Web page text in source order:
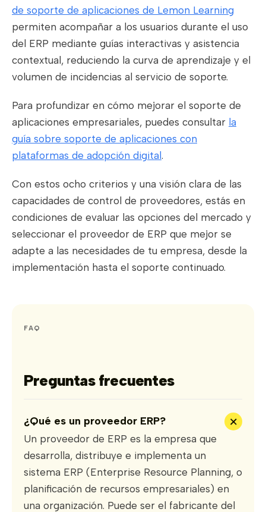
de soporte de aplicaciones de Lemon Learning
permiten acompañar a los usuarios durante el uso
del ERP mediante guías interactivas y asistencia
contextual, reduciendo la curva de aprendizaje y el
volumen de incidencias al servicio de soporte.
Para profundizar en cómo mejorar el soporte de
aplicaciones empresariales, puedes consultar la
guía sobre soporte de aplicaciones con
plataformas de adopción digital.
Con estos ocho criterios y una visión clara de las
capacidades de control de proveedores, estás en
condiciones de evaluar las opciones del mercado y
seleccionar el proveedor de ERP que mejor se
adapte a las necesidades de tu empresa, desde la
implementación hasta el soporte continuado.
FAQ
Preguntas frecuentes
¿Qué es un proveedor ERP? +
Un proveedor de ERP es la empresa que
desarrolla, distribuye e implementa un
sistema ERP (Enterprise Resource Planning, o
planificación de recursos empresariales) en
una organización. Puede ser el fabricante del